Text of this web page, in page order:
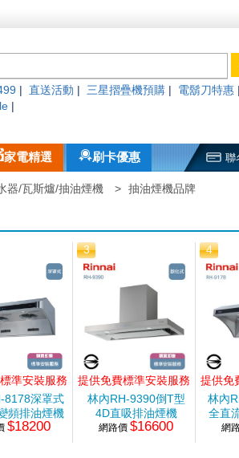
直送活動 三星摺疊機預購 電鬍刀特惠
家電精選 刷卡優惠 聯
器/瓦斯爐/抽油煙機 > 抽油煙機品牌
準安裝服務
8178深罩式
頻排油煙機
80cm
$18200
3
提供免費標準安裝服務
林內RH-9390倒T型
4D直吸排油煙機
90cm
網路價$16600
4
提供免
林內
全直
網